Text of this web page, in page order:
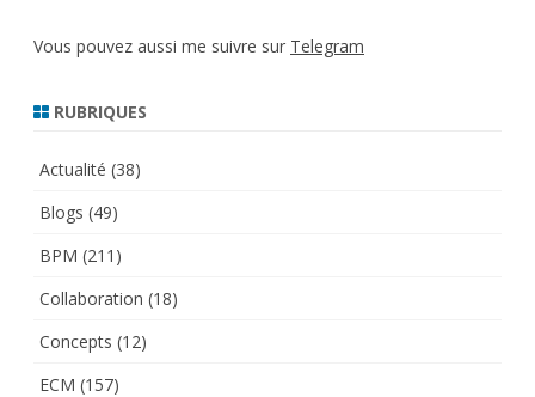
Vous pouvez aussi me suivre sur Telegram
RUBRIQUES
Actualité (38)
Blogs (49)
BPM (211)
Collaboration (18)
Concepts (12)
ECM (157)